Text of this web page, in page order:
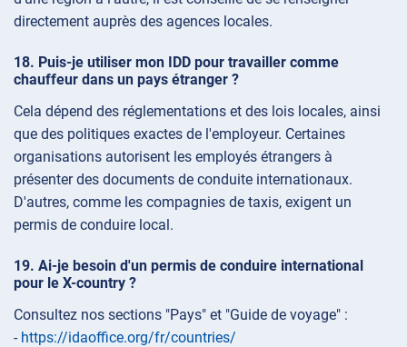
directement auprès des agences locales.
Puis-je utiliser mon IDD pour travailler comme
chauffeur dans un pays étranger ?
Cela dépend des réglementations et des lois locales, ainsi
que des politiques exactes de l'employeur. Certaines
organisations autorisent les employés étrangers à
présenter des documents de conduite internationaux.
D'autres, comme les compagnies de taxis, exigent un
permis de conduire local.
Ai-je besoin d'un permis de conduire international
pour le X-country ?
Consultez nos sections "Pays" et "Guide de voyage" :
- https://idaoffice.org/fr/countries/